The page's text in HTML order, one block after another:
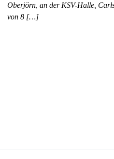
Oberjörn, an der KSV-Halle,
von 8 […]